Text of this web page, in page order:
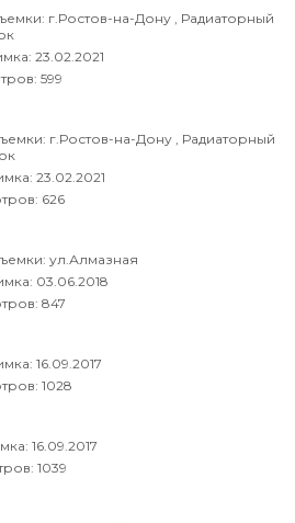
г.Ростов-на-Дону , Радиаторный
23.02.2021
599
г.Ростов-на-Дону , Радиаторный
23.02.2021
626
ул.Алмазная
03.06.2018
847
16.09.2017
1028
16.09.2017
1039